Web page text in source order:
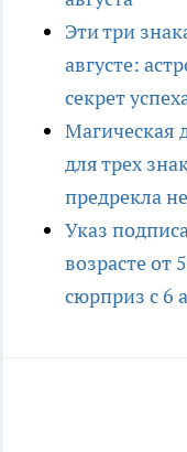
Эти три
августе:
секрет
Магическая
для трех
предрекла
Указ
возрасте от
сюрприз с 6